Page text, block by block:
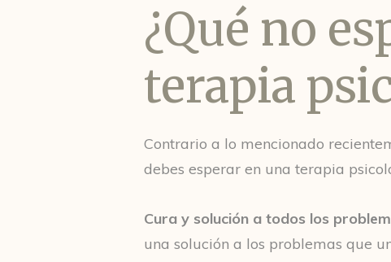
¿Qué no
terapia
Contrario a lo mencionado
debes esperar en una terapia
Cura y solución a todos los
una solución a los problemas que